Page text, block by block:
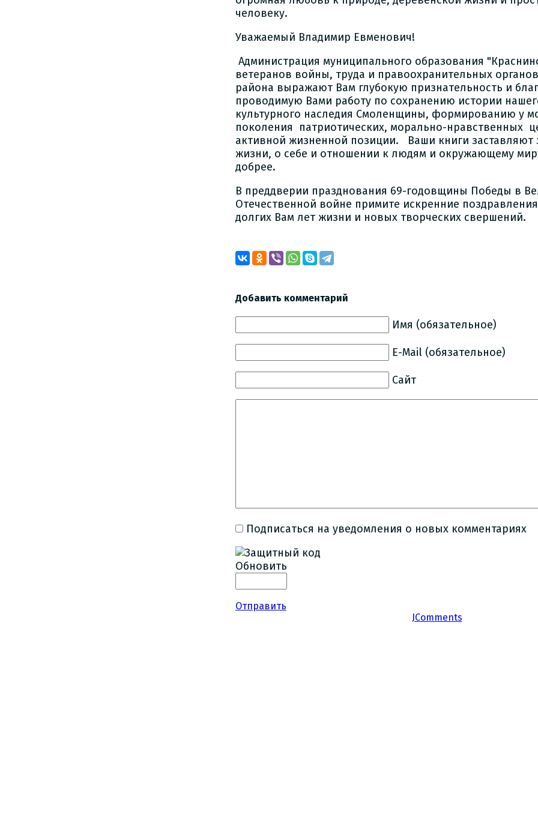
человеку.
Уважаемый Владимир Евменович!
Администрация муниципального образования
ветеранов войны, труда и правоохранительных
района выражают Вам глубокую признательность и
проводимую Вами работу по сохранению истории
культурного наследия Смоленщины, формированию у
поколения патриотических, морально-нравственных
активной жизненной позиции. Ваши книги заставляют
жизни, о себе и отношении к людям и окружающему
добрее.
В преддверии празднования 69-годовщины Победы в
Отечественной войне примите искренние
долгих Вам лет жизни и новых творческих свершений.
Добавить комментарий
Имя (обязательное)
E-Mail (обязательное)
Сайт
Подписаться на уведомления о новых комментариях
Обновить
Отправить
JComments